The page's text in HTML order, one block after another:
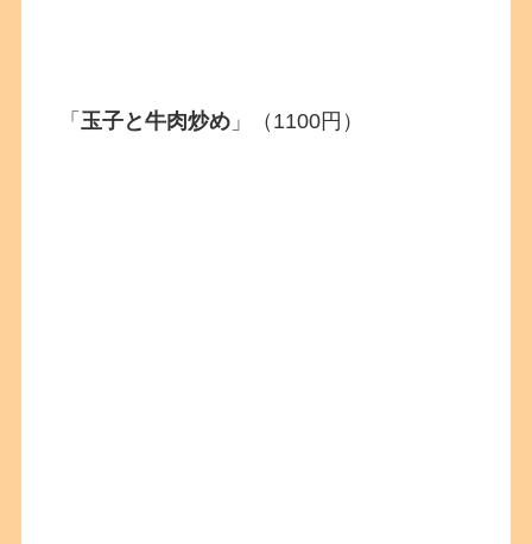
「 玉子と牛肉炒め 」（1100円）